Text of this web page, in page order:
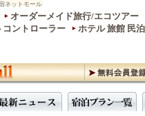
ットモール
オーダーメイド旅行/エコツアー
ントローラー
ホテル 旅館 民